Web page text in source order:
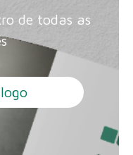
de todas as